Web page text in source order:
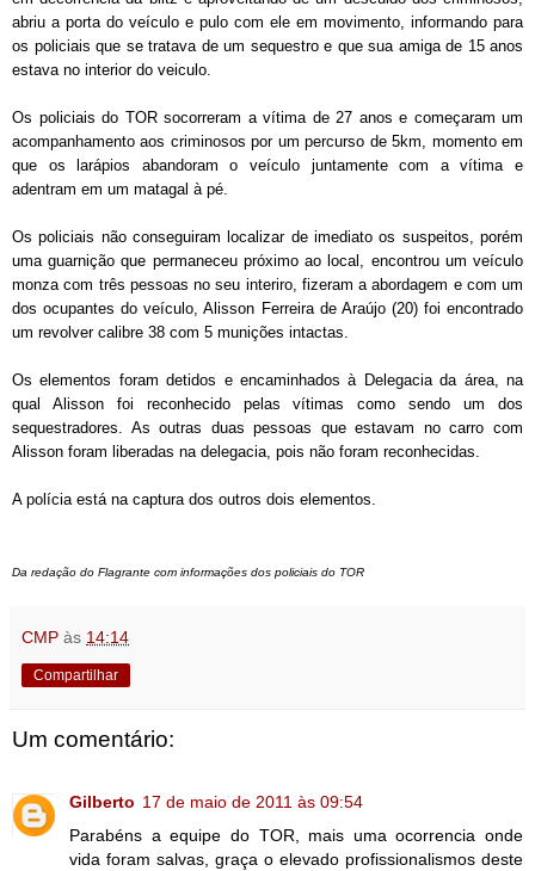
abriu a porta do veículo e pulo com ele em movimento, informando para
os policiais que se tratava de um sequestro e que sua amiga de 15 anos
estava no interior do veiculo.
Os policiais do TOR socorreram a vítima de 27 anos e começaram um
acompanhamento aos criminosos por um percurso de 5km, momento em
que os larápios abandoram o veículo juntamente com a vítima e
adentram em um matagal à pé.
Os policiais não conseguiram localizar de imediato os suspeitos, porém
uma guarnição que permaneceu próximo ao local, encontrou um veículo
monza com três pessoas no seu interiro, fizeram a abordagem e com um
dos ocupantes do veículo, Alisson Ferreira de Araújo (20) foi encontrado
um revolver calibre 38 com 5 munições intactas.
Os elementos foram detidos e encaminhados à Delegacia da área, na
qual Alisson foi reconhecido pelas vítimas como sendo um dos
sequestradores. As outras duas pessoas que estavam no carro com
Alisson foram liberadas na delegacia, pois não foram reconhecidas.
A polícia está na captura dos outros dois elementos.
Da redação do Flagrante com informações dos policiais do TOR
CMP às 14:14
Compartilhar
Um comentário:
Gilberto 17 de maio de 2011 às 09:54
Parabéns a equipe do TOR, mais uma ocorrencia onde
vida foram salvas, graça o elevado profissionalismos deste